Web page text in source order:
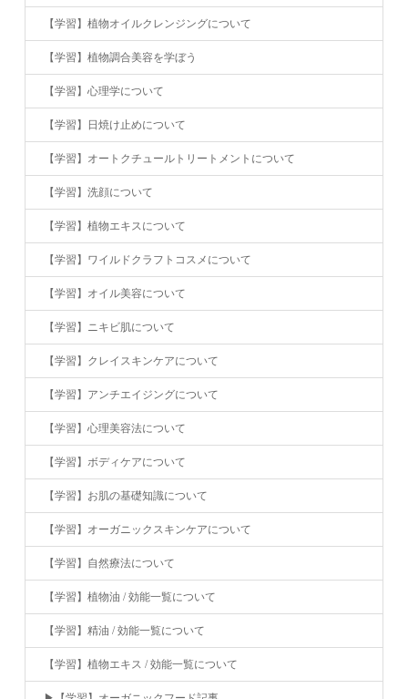
【学習】植物オイルクレンジングについて
【学習】植物調合美容を学ぼう
【学習】心理学について
【学習】日焼け止めについて
【学習】オートクチュールトリートメントについて
【学習】洗顔について
【学習】植物エキスについて
【学習】ワイルドクラフトコスメについて
【学習】オイル美容について
【学習】ニキビ肌について
【学習】クレイスキンケアについて
【学習】アンチエイジングについて
【学習】心理美容法について
【学習】ボディケアについて
【学習】お肌の基礎知識について
【学習】オーガニックスキンケアについて
【学習】自然療法について
【学習】植物油 / 効能一覧について
【学習】精油 / 効能一覧について
【学習】植物エキス / 効能一覧について